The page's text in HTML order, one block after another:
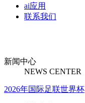
ai应用
联系我们
新闻中心
NEWS CENTER
2026年国际足联世界杯